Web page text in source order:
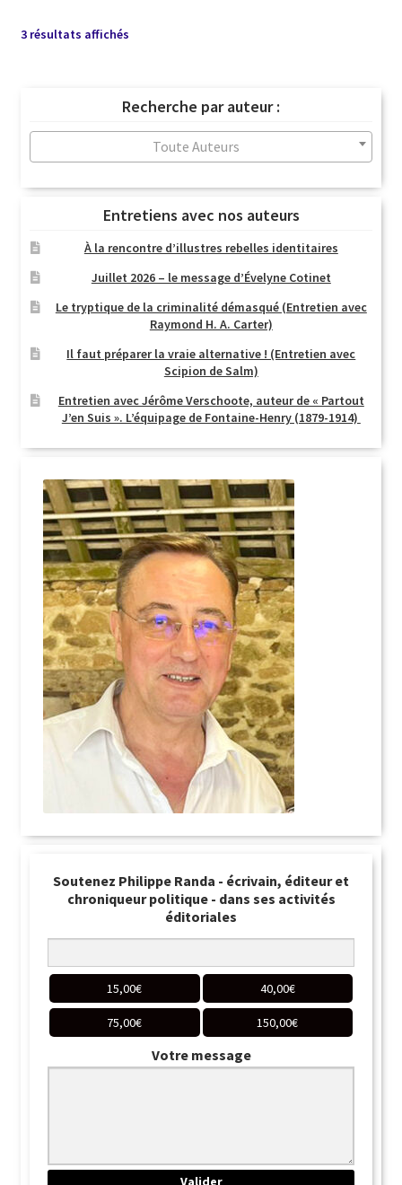
3 résultats affichésTrié
au
plus
ancien
Recherche par auteur :
Toute Auteurs
Entretiens avec nos auteurs
À la rencontre d’illustres rebelles identitaires
Juillet 2026 – le message d’Évelyne Cotinet
Le tryptique de la criminalité démasqué (Entretien avec
Raymond H. A. Carter)
Il faut préparer la vraie alternative ! (Entretien avec
Scipion de Salm)
Entretien avec Jérôme Verschoote, auteur de « Partout
J’en Suis ». L’équipage de Fontaine-Henry (1879-1914)
Soutenez Philippe Randa - écrivain, éditeur et
chroniqueur politique - dans ses activités
éditoriales
15,00€ 40,00€
75,00€ 150,00€
Votre message